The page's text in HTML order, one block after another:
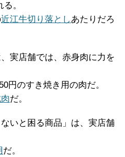
。
近江牛切り落としあたりだろ
実店舗では、赤身肉に力を
円のすき焼き用の肉だ。
だ。
いと困る商品」は、実店舗
だ。